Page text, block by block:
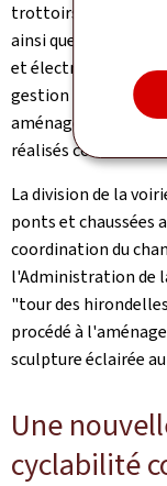
trottoirs, les
ainsi que la
et électriques. La
gestion hivernale a
aménagements
réalisés
La division de la
ponts et chaussées
coordination du
l'Administration de
"tour des
procédé à
sculpture éclairée
Une
cyclabilité